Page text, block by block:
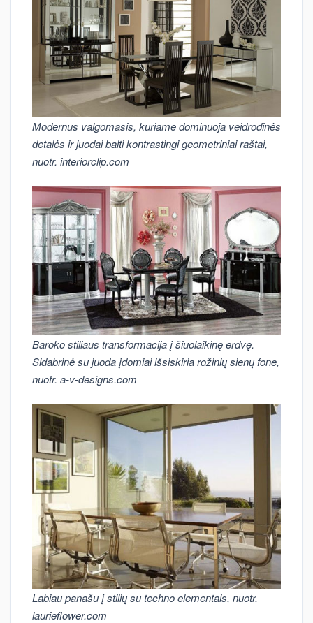
Modernus valgomasis, kuriame dominuoja veidrodinės
detalės ir juodai balti kontrastingi geometriniai raštai,
nuotr. interiorclip.com
Baroko stiliaus transformacija į šiuolaikinę erdvę.
Sidabrinė su juoda įdomiai išsiskiria rožinių sienų fone,
nuotr. a-v-designs.com
Labiau panašu į stilių su techno elementais, nuotr.
laurieflower.com